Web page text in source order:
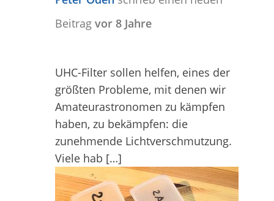
Beitrag vor 8 Jahre
UHC-Filter sollen helfen, eines der
größten Probleme, mit denen wir
Amateurastronomen zu kämpfen
haben, zu bekämpfen: die
zunehmende Lichtverschmutzung.
Viele hab […]